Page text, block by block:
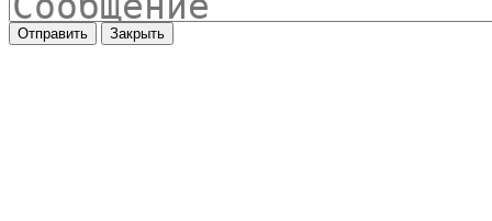
Отправить Закрыть